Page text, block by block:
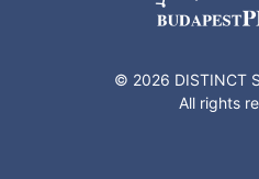
© 2026 DISTINCT
All rights